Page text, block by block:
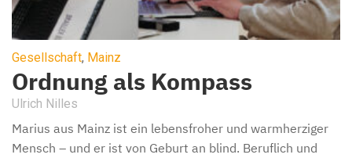
Gesellschaft, Mainz
Ordnung als Kompass
Ulrich Nilles
Marius aus Mainz ist ein lebensfroher und warmherziger
Mensch – und er ist von Geburt an blind. Beruflich und